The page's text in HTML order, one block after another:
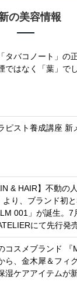
の美容情報
タバコノート」の
ではなく「葉」で
ピスト養成講座 新
& HAIR】不動の
より、ブランド初
001」が誕生。7
にて先行発
コスメブランド 『
ら、金木犀＆フィ
湿ケアアイテムが